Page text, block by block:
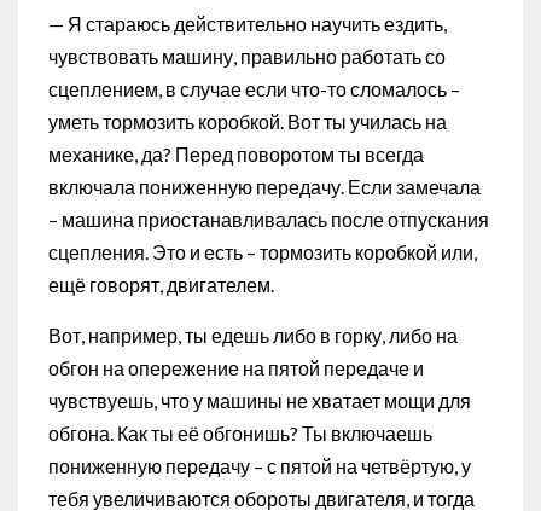
— Я стараюсь действительно научить ездить,
чувствовать машину, правильно работать со
сцеплением, в случае если что-то сломалось –
уметь тормозить коробкой. Вот ты училась на
механике, да? Перед поворотом ты всегда
включала пониженную передачу. Если замечала
– машина приостанавливалась после отпускания
сцепления. Это и есть – тормозить коробкой или,
ещё говорят, двигателем.
Вот, например, ты едешь либо в горку, либо на
обгон на опережение на пятой передаче и
чувствуешь, что у машины не хватает мощи для
обгона. Как ты её обгонишь? Ты включаешь
пониженную передачу – с пятой на четвёртую, у
тебя увеличиваются обороты двигателя, и тогда